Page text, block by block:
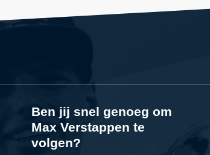
Ben jij snel genoeg om
Max Verstappen te
volgen?